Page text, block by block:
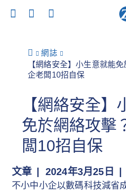
網誌
【網絡安全】小生意就能
企老闆10招自保
【網絡安全】
免於網絡攻擊
闆10招自保
文章 2024年3月25日
不小中小企以數碼科技減省